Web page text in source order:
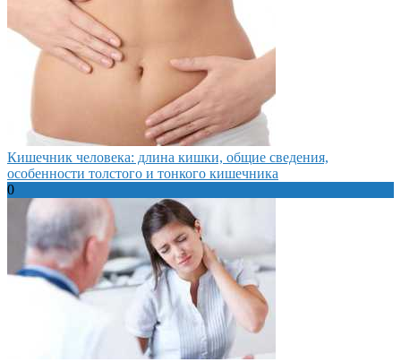
Кишечник человека: длина кишки, общие сведения,
особенности толстого и тонкого кишечника
0